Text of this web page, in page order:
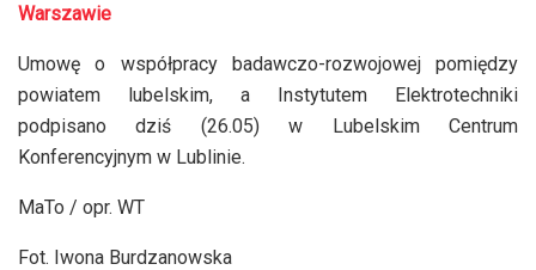
Warszawie
Umowę o współpracy badawczo-rozwojowej pomiędzy
powiatem lubelskim, a Instytutem Elektrotechniki
podpisano dziś (26.05) w Lubelskim Centrum
Konferencyjnym w Lublinie.
MaTo / opr. WT
Fot. Iwona Burdzanowska